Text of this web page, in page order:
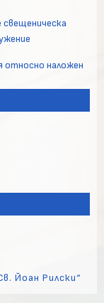
относно наложен
Йоан Рилски“